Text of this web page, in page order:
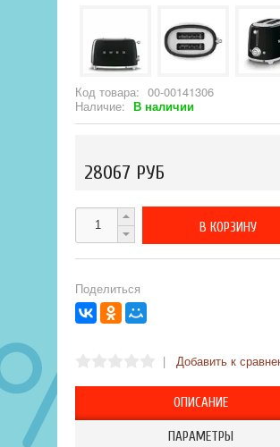
Код товара: 00-00141306
Наличие: В наличии
28067 РУБ
Поделиться
| Добавить к
ОПИСАНИЕ
ПАРАМЕТРЫ